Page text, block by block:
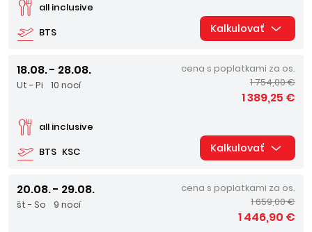
BTS
all inclusive
Kalkulovať
18.08. - 28.08.
Ut - Pi 10 nocí
BTS KSC
all inclusive
cena s poplatkami za os.
1 754,00 €
1 389,25 €
Kalkulovať
20.08. - 29.08.
št - So 9 nocí
cena s poplatkami za os.
1 659,00 €
1 446,90 €